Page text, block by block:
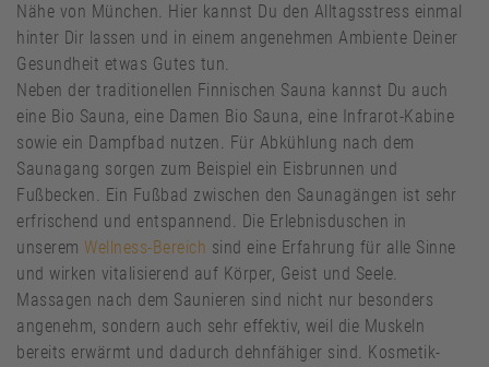
Nähe von München. Hier kannst Du den Alltagsstress einmal
hinter Dir lassen und in einem angenehmen Ambiente Deiner
Gesundheit etwas Gutes tun.
Neben der traditionellen Finnischen Sauna kannst Du auch
eine Bio Sauna, eine Damen Bio Sauna, eine Infrarot-Kabine
sowie ein Dampfbad nutzen. Für Abkühlung nach dem
Saunagang sorgen zum Beispiel ein Eisbrunnen und
Fußbecken. Ein Fußbad zwischen den Saunagängen ist sehr
erfrischend und entspannend. Die Erlebnisduschen in
unserem Wellness-Bereich sind eine Erfahrung für alle Sinne
und wirken vitalisierend auf Körper, Geist und Seele.
Massagen nach dem Saunieren sind nicht nur besonders
angenehm, sondern auch sehr effektiv, weil die Muskeln
bereits erwärmt und dadurch dehnfähiger sind. Kosmetik-